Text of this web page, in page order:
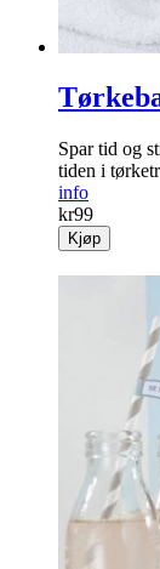
Spar tid og
tiden i
info
kr99
Kjøp